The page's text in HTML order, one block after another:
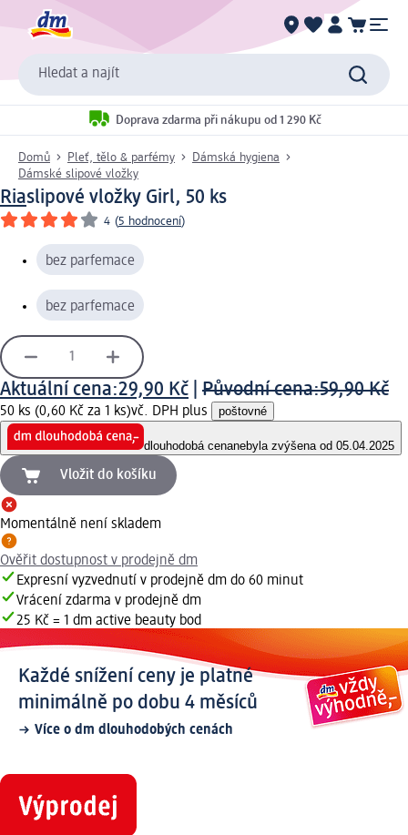
Hledat a najít
Doprava zdarma při nákupu od 1 290 Kč
Domů Pleť, tělo & parfémy
Dámská hygiena
Dámské slipové vložky
Riaslipové vložky Girl, 50 ks
4 (5 hodnocení)
bez parfemace
bez parfemace
Aktuální cena:29,90 Kč Původní cena:59,90 Kč
50 ks (0,60 Kč za 1 ks)vč. DPH plus poštovné
dlouhodobá cenanebyla zvýšena od 05.04.2025
Vložit do košíku
Momentálně není skladem
Ověřit dostupnost v prodejně dm
Expresní vyzvednutí v prodejně dm do 60 minut
Vrácení zdarma v prodejně dm
25 Kč = 1 dm active beauty bod
Každé snížení ceny je platné
minimálně po dobu 4 měsíců
Více o dm dlouhodobých cenách